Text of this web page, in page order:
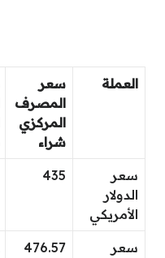
العملة
سعر
المصرف
المركزي
شراء
سعر
الدولار
الأمريكي
435
سعر
476.57